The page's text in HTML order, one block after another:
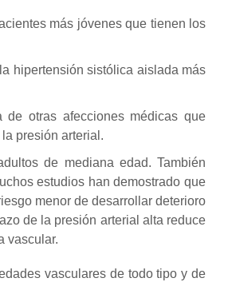
más jóvenes que tienen los
hipertensión sistólica aislada más
de otras afecciones médicas que
presión arterial.
de mediana edad. También
estudios han demostrado que
menor de desarrollar deterioro
de la presión arterial alta reduce
vascular.
vasculares de todo tipo y de